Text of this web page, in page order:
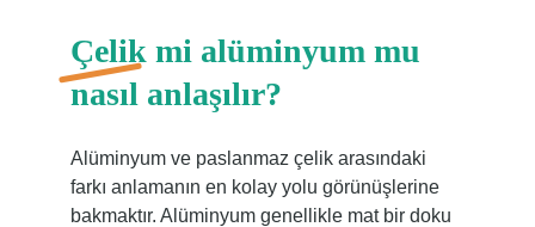
Çelik mi alüminyum mu
nasıl anlaşılır?
Alüminyum ve paslanmaz çelik arasındaki
farkı anlamanın en kolay yolu görünüşlerine
bakmaktır. Alüminyum genellikle mat bir doku